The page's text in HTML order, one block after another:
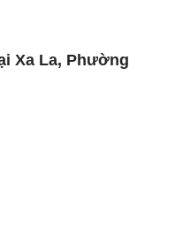
Xa La, Phường